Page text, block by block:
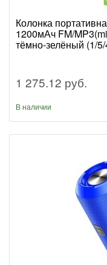
Колонка
1200мАч FM/
тёмно-зелёный (1/
1 275.12 руб.
В наличии